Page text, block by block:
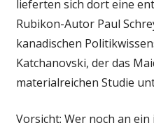
lieferten sich dort eine
Rubikon-Autor Paul
kanadischen
Katchanovski, der das
materialreichen Studie
Vorsicht: Wer noch an